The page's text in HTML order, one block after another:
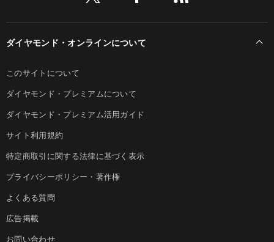
ダイヤモンド・オンラインについて
このサイトについて
ダイヤモンド・プレミアムについて
ダイヤモンド・プレミアム活用ガイド
サイト利用規約
特定商取引に関する法律に基づく表示
プライバシーポリシー・著作権
よくある質問
広告掲載
お問い合わせ